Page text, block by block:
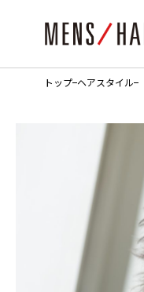
トップ ヘアスタイル